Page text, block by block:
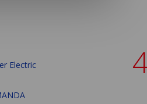
Electric